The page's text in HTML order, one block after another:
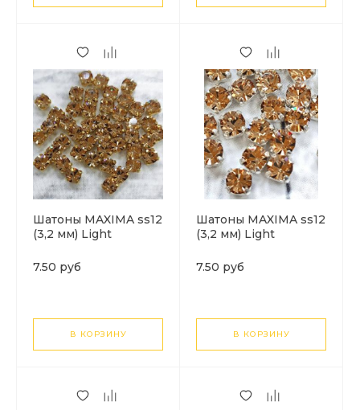
Шатоны MAXIMA ss12
(3,2 мм) Light
Цвет цап: золото. 1
7.50 руб
В КОРЗИНУ
Шатоны MAXIMA ss12
(3,2 мм) Light
Цвет цап: серебро. 1
7.50 руб
В КОРЗИНУ